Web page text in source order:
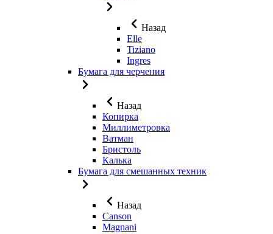
Назад
Elle
Tiziano
Ingres
Бумага для черчения
Назад
Копирка
Миллиметровка
Ватман
Бристоль
Калька
Бумага для смешанных техник
Назад
Canson
Magnani